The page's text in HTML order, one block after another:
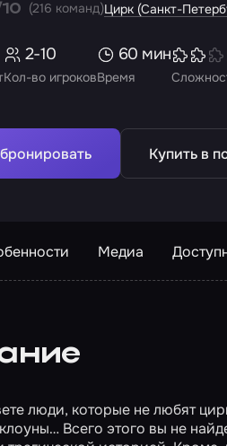
Цирк (Санкт-
(216 команд)
Кол-во игроков
2-10
Время
60 мин
Купить в
Медиа
люди, которые не любят
Всего этого вы не